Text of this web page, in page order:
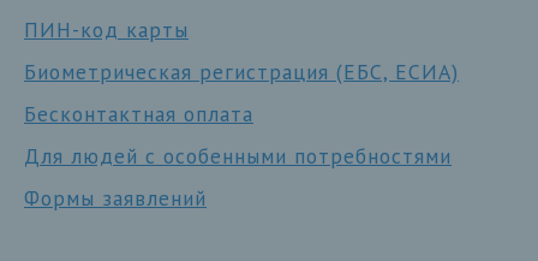
ПИН-код карты
Биометрическая регистрация (ЕБС, ЕСИА)
Бесконтактная оплата
Для людей с особенными потребностями
Формы заявлений